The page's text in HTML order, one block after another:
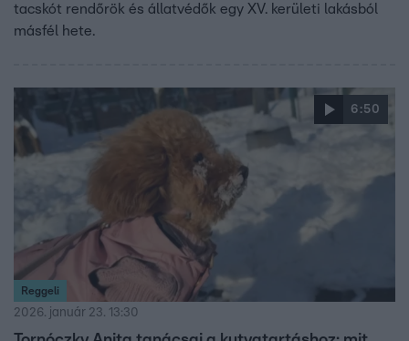
tacskót rendőrök és állatvédők egy XV. kerületi lakásból
másfél hete.
6:50
Reggeli
2026. január 23. 13:30